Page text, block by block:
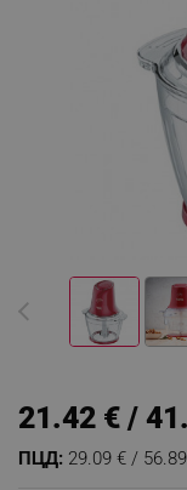
ПЦД: 29.09 € /
21.42 € /